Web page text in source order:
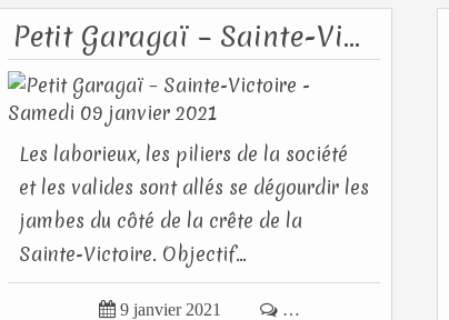
Petit Garagaï – Sainte-Victoire - Samedi 09 janvier 2021
Les laborieux, les piliers de la société
et les valides sont allés se dégourdir les
jambes du côté de la crête de la
Sainte-Victoire. Objectif...
 9 janvier 2021  …